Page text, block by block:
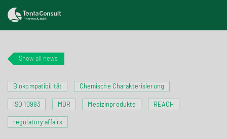
Show all news
Biokompatibilität Chemische Charakterisierung
ISO 10993 MDR Medizinprodukte REACH
regulatory affairs